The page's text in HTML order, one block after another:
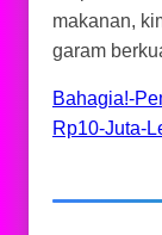
makanan,
garam
Bahagia!-
Rp10-Juta-